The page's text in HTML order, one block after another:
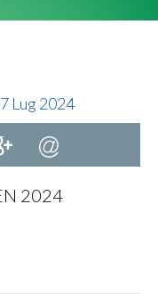
Lug2024
2024